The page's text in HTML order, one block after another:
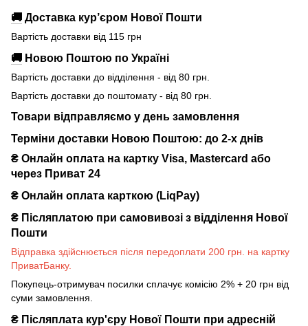
🚚 Доставка кур’єром Нової Пошти
Вартість доставки від 115 грн
🚚 Новою Поштою по Україні
Вартість доставки до відділення - від 80 грн.
Вартість доставки до поштомату - від 80 грн.
Товари відправляємо у день замовлення
Терміни доставки Новою Поштою: до 2-х днів
₴ Онлайн оплата на картку Visa, Mastercard або
через Приват 24
₴ Онлайн оплата карткою (LiqPay)
₴ Післяплатою при самовивозі з відділення Нової
Пошти
Відправка здійснюється після передоплати 200 грн. на картку
ПриватБанку.
Покупець-отримувач посилки сплачує комісію 2% + 20 грн від
суми замовлення.
₴ Післяплата кур'єру Нової Пошти при адресній